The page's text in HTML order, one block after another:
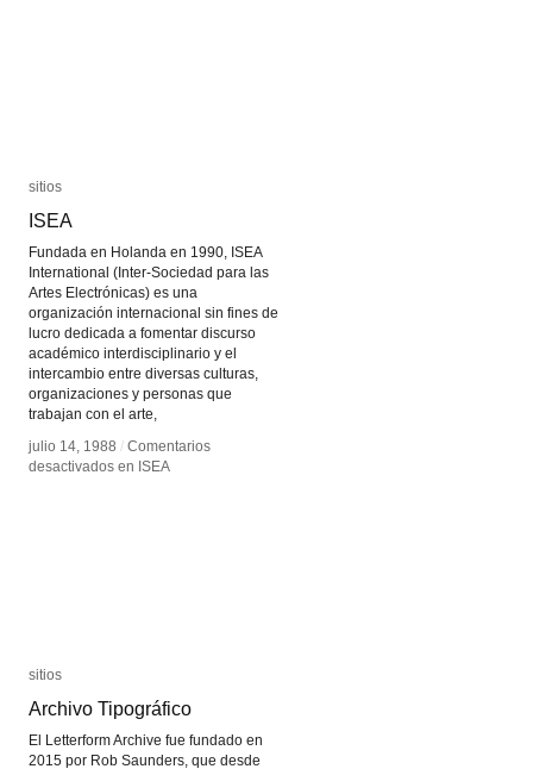
sitios
ISEA
Fundada en Holanda en 1990, ISEA
International (Inter-Sociedad para las
Artes Electrónicas) es una
organización internacional sin fines de
lucro dedicada a fomentar discurso
académico interdisciplinario y el
intercambio entre diversas culturas,
organizaciones y personas que
trabajan con el arte,
julio 14, 1988 / Comentarios
desactivados en ISEA
sitios
ISEA
julio 14, 1988 / Comentarios
desactivados en ISEA
sitios
Archivo Tipográfico
El Letterform Archive fue fundado en
2015 por Rob Saunders, que desde
sitios
Archivo Tipográfico